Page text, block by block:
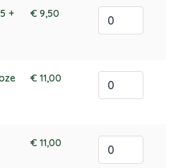
+
€ 9,50
€ 11,00
€ 11,00